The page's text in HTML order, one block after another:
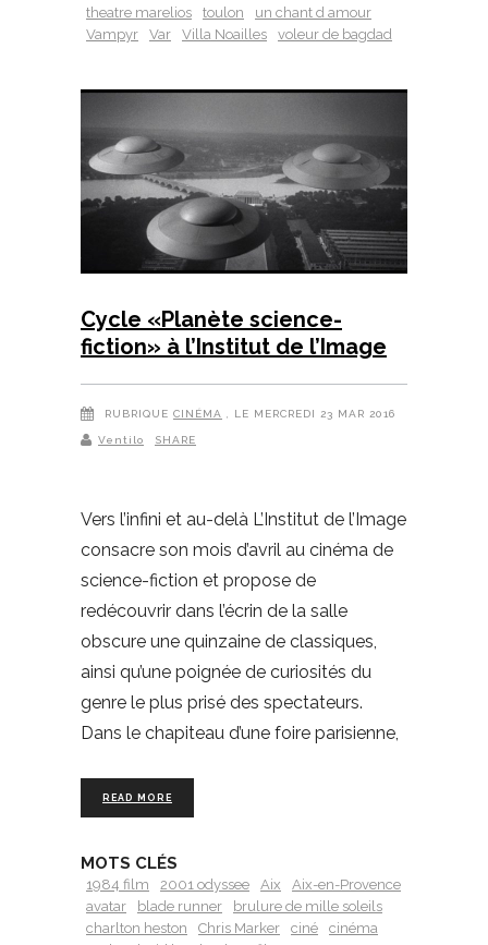
theatre marelios
toulon
un chant d amour
Vampyr
Var Villa Noailles voleur de bagdad
Cycle «Planète science-
fiction» à l’Institut de l’Image
RUBRIQUE CINÉMA , LE MERCREDI 23 MAR 2016
Ventilo SHARE
Vers l’infini et au-delà L’Institut de l’Image
consacre son mois d’avril au cinéma de
science-fiction et propose de
redécouvrir dans l’écrin de la salle
obscure une quinzaine de classiques,
ainsi qu’une poignée de curiosités du
genre le plus prisé des spectateurs.
Dans le chapiteau d’une foire parisienne,
READ MORE
MOTS CLÉS
1984 film 2001 odyssee Aix
Aix-en-Provence
avatar
blade runner
brulure de mille soleils
charlton heston
Chris Marker ciné
cinéma